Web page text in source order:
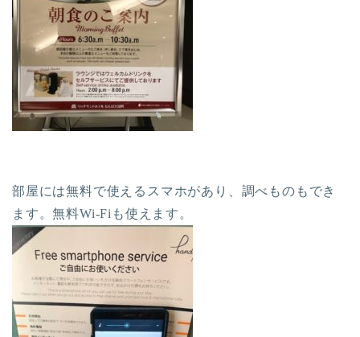
部屋には無料で使えるスマホがあり、調べものもでき
ます。無料Wi-Fiも使えます。